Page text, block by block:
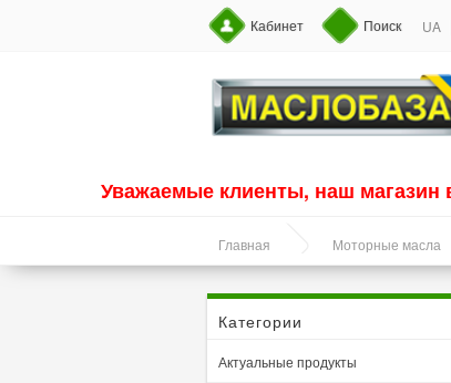
Кабинет Поиск UA
Уважаемые клиенты, наш магазин
Главная Моторные масла
Категории
Актуальные продукты